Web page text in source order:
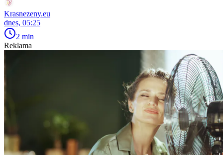
Krasnezeny.eu
dnes, 05:25
2 min
Reklama